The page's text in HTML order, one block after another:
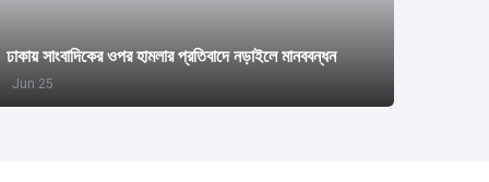
ঢাকায় সাংবাদিকের ওপর হামলার প্রতিবাদে নড়াইলে মানববন্ধন
Jun 25